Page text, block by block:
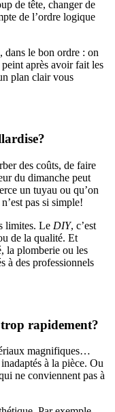
de tête, changer de
de l’ordre logique
dans le bon ordre : on
après avoir fait les
plan clair vous
des coûts, de faire
du dimanche peut
un tuyau ou qu’on
pas si simple!
limites. Le DIY, c’est
de la qualité. Et
la plomberie ou les
à des professionnels
rapidement?
magnifiques…
à la pièce. Ou
ne conviennent pas à